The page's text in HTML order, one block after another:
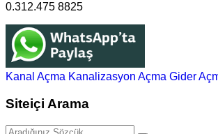
0.312.475 8825
Kanal Açma Kanalizasyon Açma Gider
Siteiçi Arama